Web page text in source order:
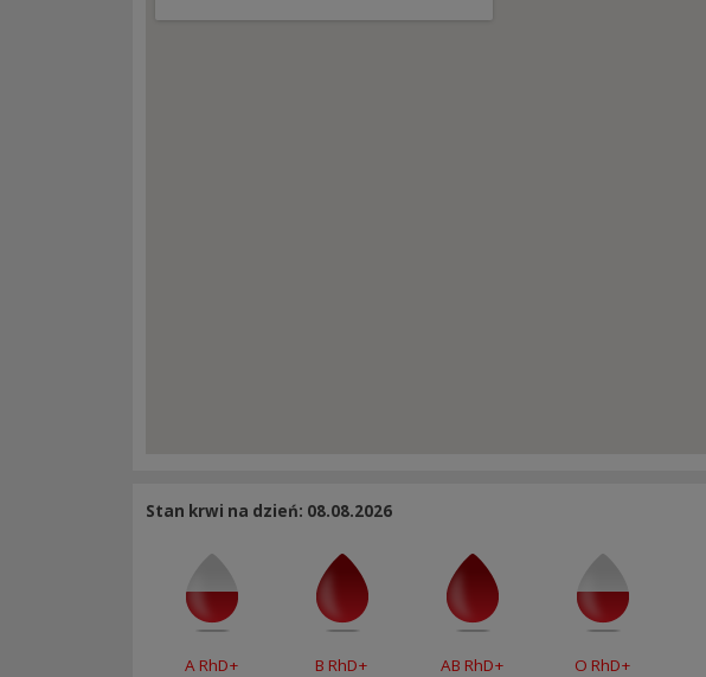
Stan krwi na dzień: 08.08.2026
A RhD+ B RhD+ AB RhD+ O RhD+